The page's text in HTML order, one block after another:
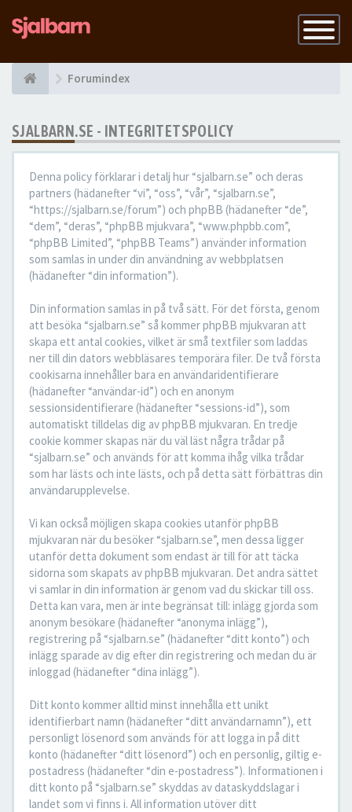
Slå
på
Forumindex
SJALBARN.SE - INTEGRITETSPOLICY
Denna policy förklarar i detalj hur “sjalbarn.se” och deras
partners (hädanefter “vi”, “oss”, “vår”, “sjalbarn.se”,
“https://sjalbarn.se/forum”) och phpBB (hädanefter “de”,
“dem”, “deras”, “phpBB mjukvara”, “www.phpbb.com”,
“phpBB Limited”, “phpBB Teams”) använder information
som samlas in under din användning av webbplatsen
(hädanefter “din information”).
Din information samlas in på två sätt. För det första, genom
att besöka “sjalbarn.se” så kommer phpBB mjukvaran att
skapa ett antal cookies, vilket är små textfiler som laddas
ner till din dators webbläsares temporära filer. De två första
cookisarna innehåller bara en användaridentifierare
(hädanefter “användar-id”) och en anonym
sessionsidentifierare (hädanefter “sessions-id”), som
automatiskt tilldelas dig av phpBB mjukvaran. En tredje
cookie kommer skapas när du väl läst några trådar på
“sjalbarn.se” och används för att komma ihåg vilka trådar
som har lästs och inte lästs, och på detta sätt förbättras din
användarupplevelse.
Vi kan också möjligen skapa cookies utanför phpBB
mjukvaran när du besöker “sjalbarn.se”, men dessa ligger
utanför detta dokument som endast är till för att täcka
sidorna som skapats av phpBB mjukvaran. Det andra sättet
vi samlar in din information är genom vad du skickar till oss.
Detta kan vara, men är inte begränsat till: inlägg gjorda som
anonym besökare (hädanefter “anonyma inlägg”),
registrering på “sjalbarn.se” (hädanefter “ditt konto”) och
inlägg sparade av dig efter din registrering och medan du är
inloggad (hädanefter “dina inlägg”).
Ditt konto kommer alltid minst innehålla ett unikt
identifierbart namn (hädanefter “ditt användarnamn”), ett
personligt lösenord som används för att logga in på ditt
konto (hädanefter “ditt lösenord”) och en personlig, giltig e-
postadress (hädanefter “din e-postadress”). Informationen i
ditt konto på “sjalbarn.se” skyddas av dataskyddslagar i
landet som vi finns i. All information utöver ditt